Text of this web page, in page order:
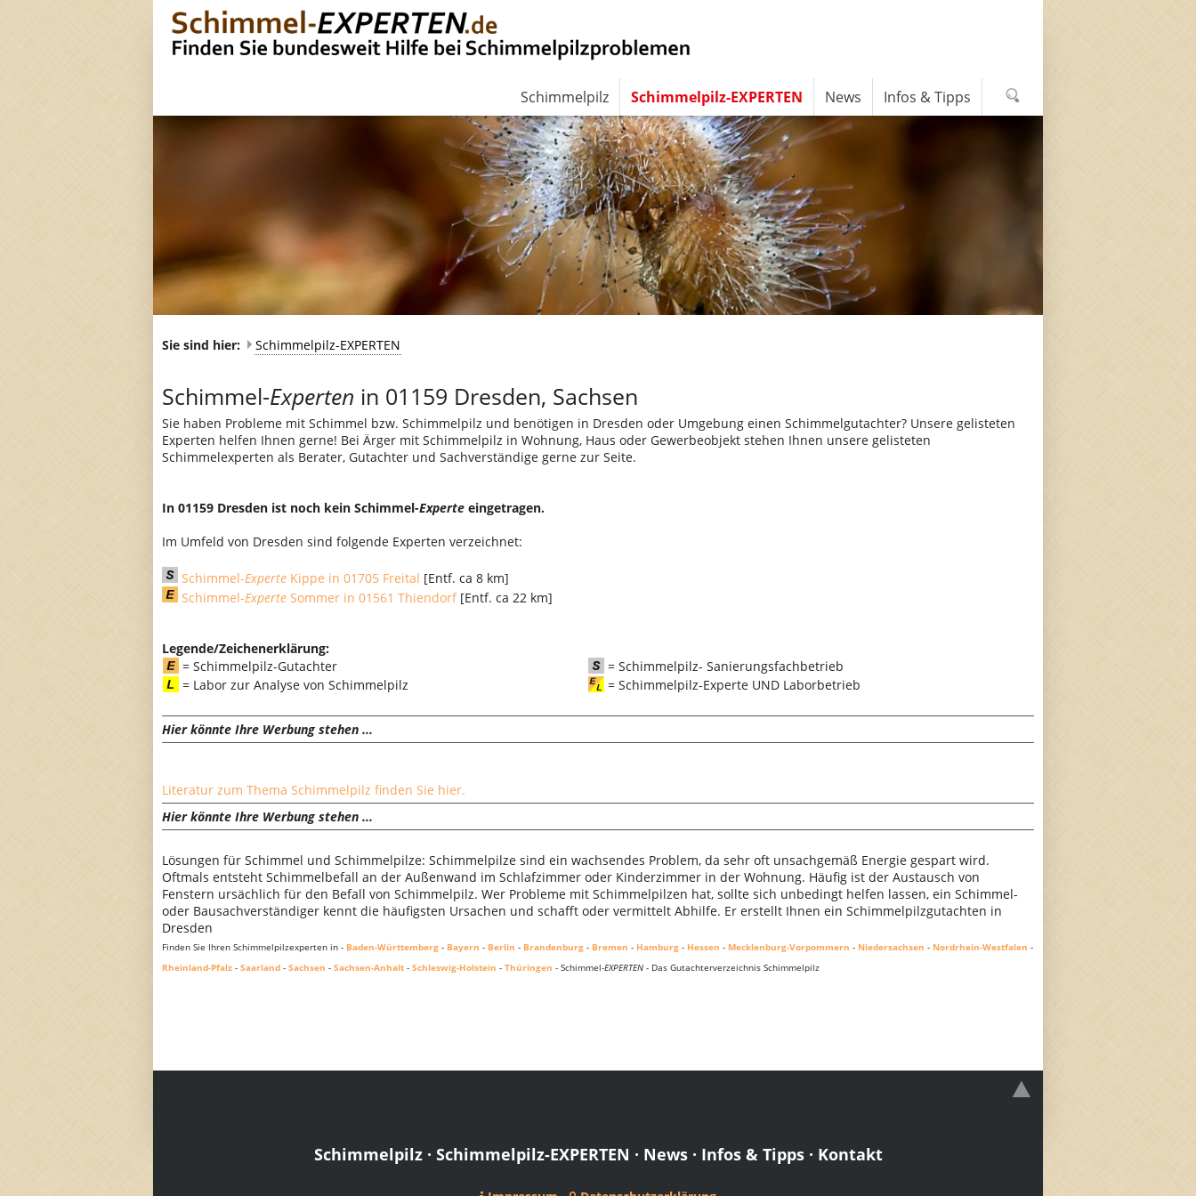
Sie sind hier: Schimmelpilz-EXPERTEN
Schimmel-Experten in 01159 Dresden, Sachsen
Sie haben Probleme mit Schimmel bzw. Schimmelpilz und benötigen in Dresden oder Umgebung einen Schimmelgutachter? Unsere gelisteten
Experten helfen Ihnen gerne! Bei Ärger mit Schimmelpilz in Wohnung, Haus oder Gewerbeobjekt stehen Ihnen unsere gelisteten
Schimmelexperten als Berater, Gutachter und Sachverständige gerne zur Seite.
In 01159 Dresden ist noch kein Schimmel-Experte eingetragen.
Im Umfeld von Dresden sind folgende Experten verzeichnet:
Schimmel-Experte Kippe in 01705 Freital [Entf. ca 8 km]
Schimmel-Experte Sommer in 01561 Thiendorf[Entf. ca 22 km]
Legende/Zeichenerklärung:
= Schimmelpilz-Gutachter
= Schimmelpilz- Sanierungsfachbetrieb
= Labor zur Analyse von Schimmelpilz
= Schimmelpilz-Experte UND Laborbetrieb
Hier könnte Ihre Werbung stehen ...
Literatur zum Thema Schimmelpilz finden Sie hier.
Hier könnte Ihre Werbung stehen ...
Lösungen für Schimmel und Schimmelpilze: Schimmelpilze sind ein wachsendes Problem, da sehr oft unsachgemäß Energie gespart wird.
Oftmals entsteht Schimmelbefall an der Außenwand im Schlafzimmer oder Kinderzimmer in der Wohnung. Häufig ist der Austausch von
Fenstern ursächlich für den Befall von Schimmelpilz. Wer Probleme mit Schimmelpilzen hat, sollte sich unbedingt helfen lassen, ein Schimmel-
oder Bausachverständiger kennt die häufigsten Ursachen und schafft oder vermittelt Abhilfe. Er erstellt Ihnen ein Schimmelpilzgutachten in
Dresden
Finden Sie Ihren Schimmelpilzexperten in - Baden-Württemberg - Bayern - Berlin - Brandenburg - Bremen - Hamburg - Hessen - Mecklenburg-Vorpommern - Niedersachsen - Nordrhein-Westfalen -
Rheinland-Pfalz - Saarland - Sachsen - Sachsen-Anhalt - Schleswig-Holstein - Thüringen - Schimmel-EXPERTEN - Das Gutachterverzeichnis Schimmelpilz
Schimmelpilz· Schimmelpilz-EXPERTEN · News· Infos & Tipps· Kontakt
Schimmelpilz Schimmelpilz-EXPERTEN News Infos & Tipps